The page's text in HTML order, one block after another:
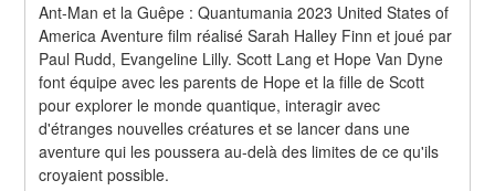
Ant-Man et la Guêpe : Quantumania 2023 United States of
America Aventure film réalisé Sarah Halley Finn et joué par
Paul Rudd, Evangeline Lilly. Scott Lang et Hope Van Dyne
font équipe avec les parents de Hope et la fille de Scott
pour explorer le monde quantique, interagir avec
d'étranges nouvelles créatures et se lancer dans une
aventure qui les poussera au-delà des limites de ce qu'ils
croyaient possible.